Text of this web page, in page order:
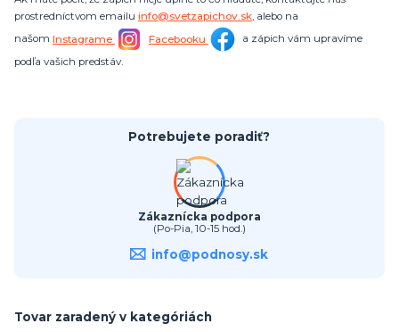
prostredníctvom emailu info@svetzapichov.sk, alebo na
našom Instagrame Facebooku
a zápich vám upravíme
podľa vašich predstáv.
Potrebujete poradiť?
Zákaznícka podpora
(Po-Pia, 10-15 hod.)
info@podnosy.sk
Tovar zaradený v kategóriách